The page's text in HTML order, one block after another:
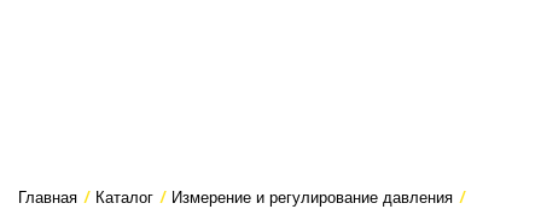
Главная / Каталог / Измерение и регулирование давления /